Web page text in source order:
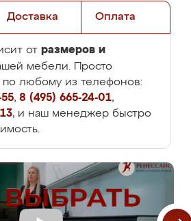
Доставка Оплата
от размеров и
мебели. Просто
по любому из телефонов:
, 8 (495) 665-24-01,
, и наш менеджер быстро